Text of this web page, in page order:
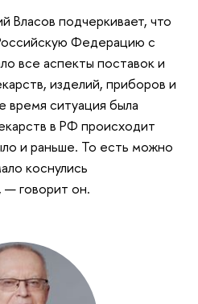
подчеркивает, что
Федерацию с
все аспекты поставок и
изделий, приборов и
время ситуация была
в РФ происходит
и раньше. То есть можно
коснулись
— говорит он.